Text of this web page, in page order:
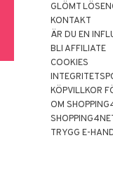
GLÖMT
KONTAKT
ÄR DU EN
BLI AFFILIATE
COOKIES
KÖPVILLKOR
OM
TRYGG E-